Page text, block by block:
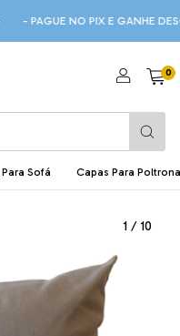
NO PIX E GANHE DESCONTO
0
Sofá Capas Para
1 / 10